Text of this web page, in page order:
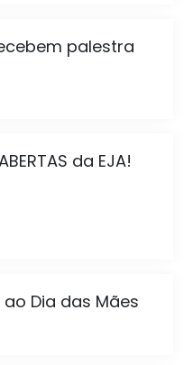
palestra
da EJA!
Dia das Mães